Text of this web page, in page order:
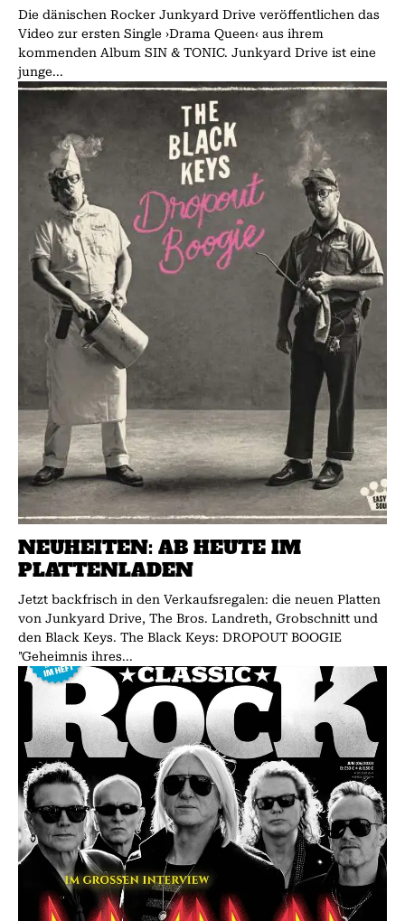
Die dänischen Rocker Junkyard Drive veröffentlichen das
Video zur ersten Single ›Drama Queen‹ aus ihrem
kommenden Album SIN & TONIC. Junkyard Drive ist eine
junge...
NEUHEITEN: AB HEUTE IM
PLATTENLADEN
Jetzt backfrisch in den Verkaufsregalen: die neuen Platten
von Junkyard Drive, The Bros. Landreth, Grobschnitt und
den Black Keys. The Black Keys: DROPOUT BOOGIE
"Geheimnis ihres...